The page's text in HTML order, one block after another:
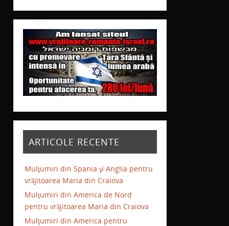
ARTICOLE RECENTE
Mulţumiri din Spania şi Anglia pentru
vrăjitoarea Maria din Craiova
Mulţumiri din America de Nord
pentru vrăjitoarea Maria din Craiova
Mulţumiri din America pentru